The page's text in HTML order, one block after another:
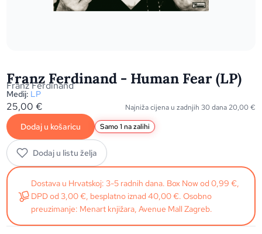
Franz Ferdinand - Human Fear (LP)
Franz Ferdinand
Medij: LP
25,00€ Najniža cijena u zadnjih 30 dana 20,00€
Dodaj u košaricu Samo 1 na zalihi
Dodaj u listu želja
Dostava u Hrvatskoj: 3-5 radnih dana. Box Now od 0,99 €,
DPD od 3,00 €, besplatno iznad 40,00 €. Osobno
preuzimanje: Menart knjižara, Avenue Mall Zagreb.